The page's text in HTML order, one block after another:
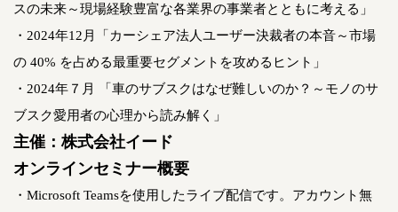
スの未来～現場経験豊富な各業界の事業者とともに考える」
・2024年12月「カーシェア法人ユーザー決裁者の本音～市場
の 40% を占める最重要セグメントを攻めるヒント」
・2024年７月 「車のサブスクはなぜ難しいのか？～モノのサ
ブスク愛用者の心理から読み解く」
主催：株式会社イード
オンラインセミナー概要
・Microsoft Teamsを使用したライブ配信です。アカウント無